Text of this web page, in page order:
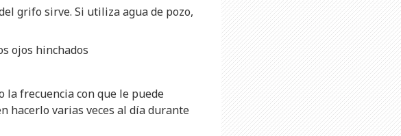
grifo sirve. Si utiliza agua de pozo,
ojos hinchados
la frecuencia con que le puede
hacerlo varias veces al día durante